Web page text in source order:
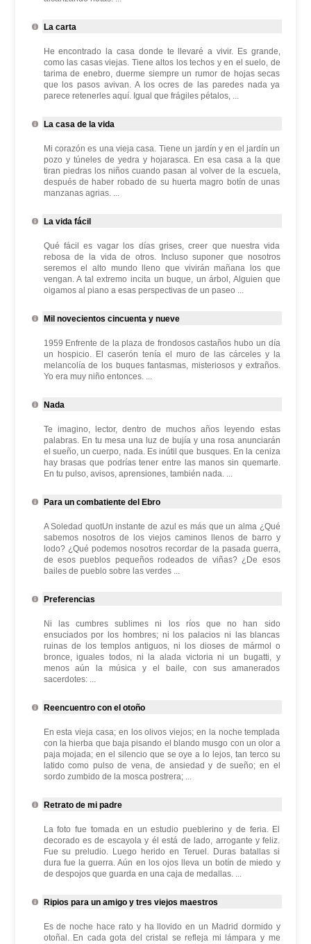
La carta
He encontrado la casa donde te llevaré a vivir. Es grande,
como las casas viejas. Tiene altos los techos y en el suelo, de
tarima de enebro, duerme siempre un rumor de hojas secas
que los pasos avivan. A los ocres de las paredes nada ya
parece retenerles aquí. Igual que frágiles pétalos, ...
La casa de la vida
Mi corazón es una vieja casa. Tiene un jardín y en el jardín un
pozo y túneles de yedra y hojarasca. En esa casa a la que
tiran piedras los niños cuando pasan al volver de la escuela,
después de haber robado de su huerta magro botín de unas
manzanas agrias. ...
La vida fácil
Qué fácil es vagar los días grises, creer que nuestra vida
rebosa de la vida de otros. Incluso suponer que nosotros
seremos el alto mundo lleno que vivirán mañana los que
vengan. A tal extremo incita un buque, un árbol, Alguien que
oigamos al piano a esas perspectivas de un paseo ...
Mil novecientos cincuenta y nueve
1959 Enfrente de la plaza de frondosos castaños hubo un día
un hospicio. El caserón tenía el muro de las cárceles y la
melancolía de los buques fantasmas, misteriosos y extraños.
Yo era muy niño entonces. ...
Nada
Te imagino, lector, dentro de muchos años leyendo estas
palabras. En tu mesa una luz de bujía y una rosa anunciarán
el sueño, un cuerpo, nada. Es inútil que busques. En la ceniza
hay brasas que podrías tener entre las manos sin quemarte.
En tu pulso, avisos, aprensiones, también nada. ...
Para un combatiente del Ebro
A Soledad quotUn instante de azul es más que un alma ¿Qué
sabemos nosotros de los viejos caminos llenos de barro y
lodo? ¿Qué podemos nosotros recordar de la pasada guerra,
de esos pueblos pequeños rodeados de viñas? ¿De esos
bailes de pueblo sobre las verdes ...
Preferencias
Ni las cumbres sublimes ni los ríos que no han sido
ensuciados por los hombres; ni los palacios ni las blancas
ruinas de los templos antiguos, ni los dioses de mármol o
bronce, iguales todos, ni la alada victoria ni un bugatti, y
menos aún la música y el baile, con sus amanerados
sacerdotes: ...
Reencuentro con el otoño
En esta vieja casa; en los olivos viejos; en la noche templada
con la hierba que baja pisando el blando musgo con un olor a
paja mojada; en el silencio que se oye a lo lejos, tan terco su
latido como pulso de vena, de ansiedad y de sueño; en el
sordo zumbido de la mosca postrera; ...
Retrato de mi padre
La foto fue tomada en un estudio pueblerino y de feria. El
decorado es de escayola y él está de lado, arrogante y feliz.
Fue su preludio. Luego herido en Teruel. Duras batallas si
dura fue la guerra. Aún en los ojos lleva un botín de miedo y
de despojos que guarda en una caja de medallas. ...
Ripios para un amigo y tres viejos maestros
Es de noche hace rato y ha llovido en un Madrid dormido y
otoñal. En cada gota del cristal se refleja mi lámpara y me